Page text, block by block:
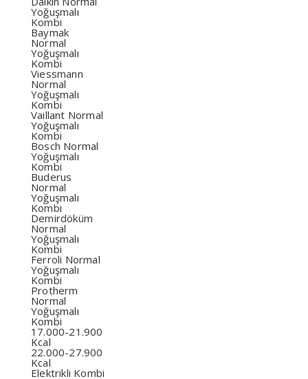
Yoğuşmalı
Kombi
Baymak
Normal
Yoğuşmalı
Kombi
Viessmann
Normal
Yoğuşmalı
Kombi
Vaillant Normal
Yoğuşmalı
Kombi
Bosch Normal
Yoğuşmalı
Kombi
Buderus
Normal
Yoğuşmalı
Kombi
Demirdöküm
Normal
Yoğuşmalı
Kombi
Ferroli Normal
Yoğuşmalı
Kombi
Protherm
Normal
Yoğuşmalı
Kombi
17.000-21.900
Kcal
22.000-27.900
Kcal
Elektrikli Kombi